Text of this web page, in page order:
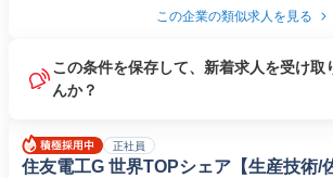
この企業の類似求人を見る
この条件を保存して、新着求人を受け取
んか？
正社員
住友電工G 世界TOPシェア【生産技術/